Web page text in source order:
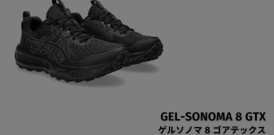
お気に入り
ご利用ガイド
クーポン一覧